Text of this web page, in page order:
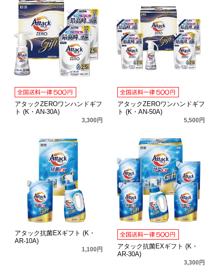
アタックZEROワンハンドギフ
ト (K・AN-30A)
3,300円
アタックZEROワンハンドギフ
ト (K・AN-50A)
5,500円
アタック抗菌EXギフト (K・
AR-10A)
1,100円
アタック抗菌EXギフト (K・
AR-30A)
3,300円